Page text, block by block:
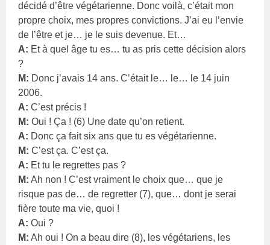
décidé d’être végétarienne. Donc voilà, c’était mon
propre choix, mes propres convictions. J’ai eu l’envie
de l’être et je… je le suis devenue. Et…
A: Et à quel âge tu es… tu as pris cette décision alors
?
M: Donc j’avais 14 ans. C’était le… le… le 14 juin
2006.
A: C’est précis !
M: Oui ! Ça ! (6) Une date qu’on retient.
A: Donc ça fait six ans que tu es végétarienne.
M: C’est ça. C’est ça.
A: Et tu le regrettes pas ?
M: Ah non ! C’est vraiment le choix que… que je
risque pas de… de regretter (7), que… dont je serai
fière toute ma vie, quoi !
A: Oui ?
M: Ah oui ! On a beau dire (8), les végétariens, les